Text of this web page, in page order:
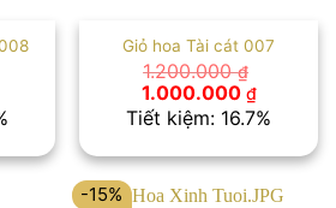
₫.
Giỏ hoa Tài cát 007
1.200.000₫
Giá
gốc
là:
1.000.000 ₫Giá
hiện
tại
Tiết kiệm: 16.7%
-15%